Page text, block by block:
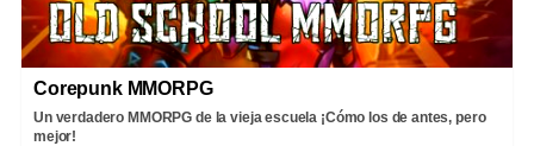
Corepunk MMORPG
Un verdadero MMORPG de la vieja escuela ¡Cómo los de antes, pero
mejor!